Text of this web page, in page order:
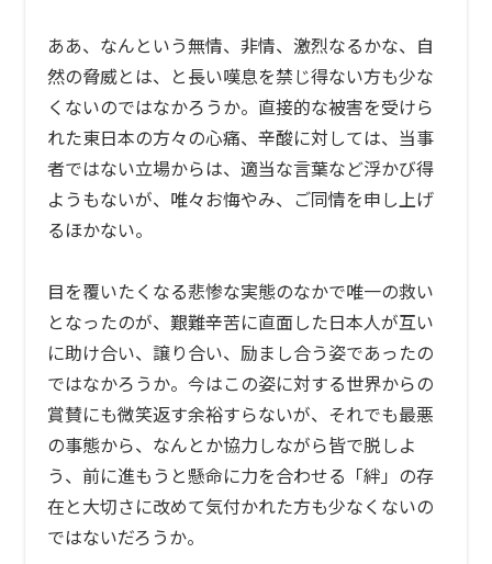
ああ、なんという無情、非情、激烈なるかな、自
然の脅威とは、と長い嘆息を禁じ得ない方も少な
くないのではなかろうか。直接的な被害を受けら
れた東日本の方々の心痛、辛酸に対しては、当事
者ではない立場からは、適当な言葉など浮かび得
ようもないが、唯々お悔やみ、ご同情を申し上げ
るほかない。
目を覆いたくなる悲惨な実態のなかで唯一の救い
となったのが、艱難辛苦に直面した日本人が互い
に助け合い、譲り合い、励まし合う姿であったの
ではなかろうか。今はこの姿に対する世界からの
賞賛にも微笑返す余裕すらないが、それでも最悪
の事態から、なんとか協力しながら皆で脱しよ
う、前に進もうと懸命に力を合わせる「絆」の存
在と大切さに改めて気付かれた方も少なくないの
ではないだろうか。